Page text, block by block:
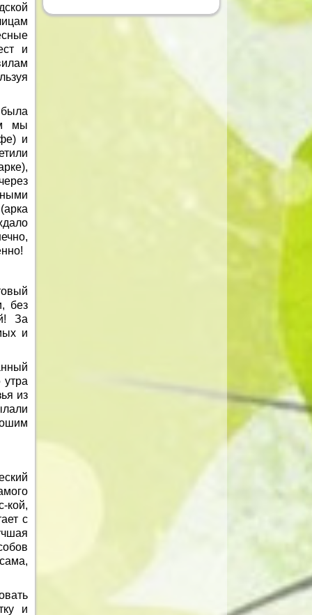
и
мы
и
без
За
и
из
кой,
с
и